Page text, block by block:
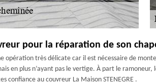
pour la réparation de son
opération très délicate car il est nécessaire de
en plus n’ayant pas le vertige. À part le
au couvreur La Maison STENEGRE .